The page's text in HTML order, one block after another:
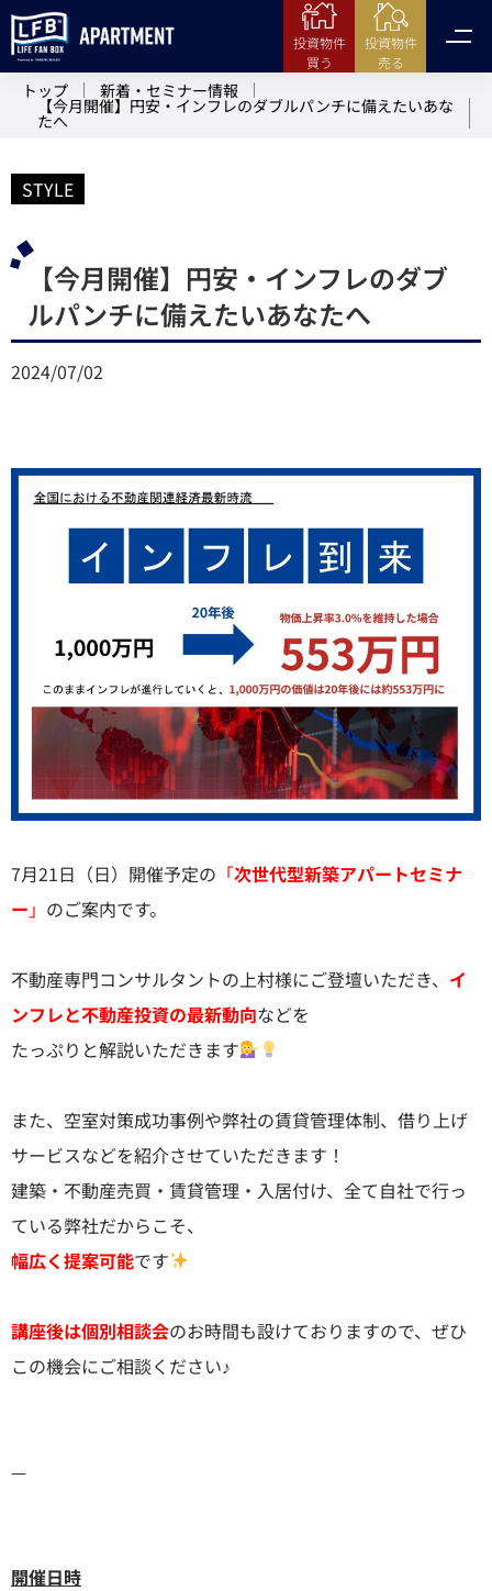
投資物件
買う
投資物件
売る
トップ 新着・セミナー情報
【今月開催】円安・インフレのダブルパンチに備えたいあな
たへ
STYLE
【今月開催】円安・インフレのダブ
ルパンチに備えたいあなたへ
2024/07/02
7月21日（日）開催予定の 「次世代型新築アパートセミナ
ー 」 のご案内です。
不動産専門コンサルタントの上村様にご登壇いただき、 イ
ンフレと不動産投資の最新動向などを
たっぷりと解説いただきます
また、空室対策成功事例や弊社の賃貸管理体制、借り上げ
サービスなどを紹介させていただきます！
建築・不動産売買・賃貸管理・入居付け、全て自社で行っ
ている弊社だからこそ、
幅広く提案可能です
講座後は個別相談会のお時間も設けておりますので、ぜひ
この機会にご相談ください♪
—
開催日時